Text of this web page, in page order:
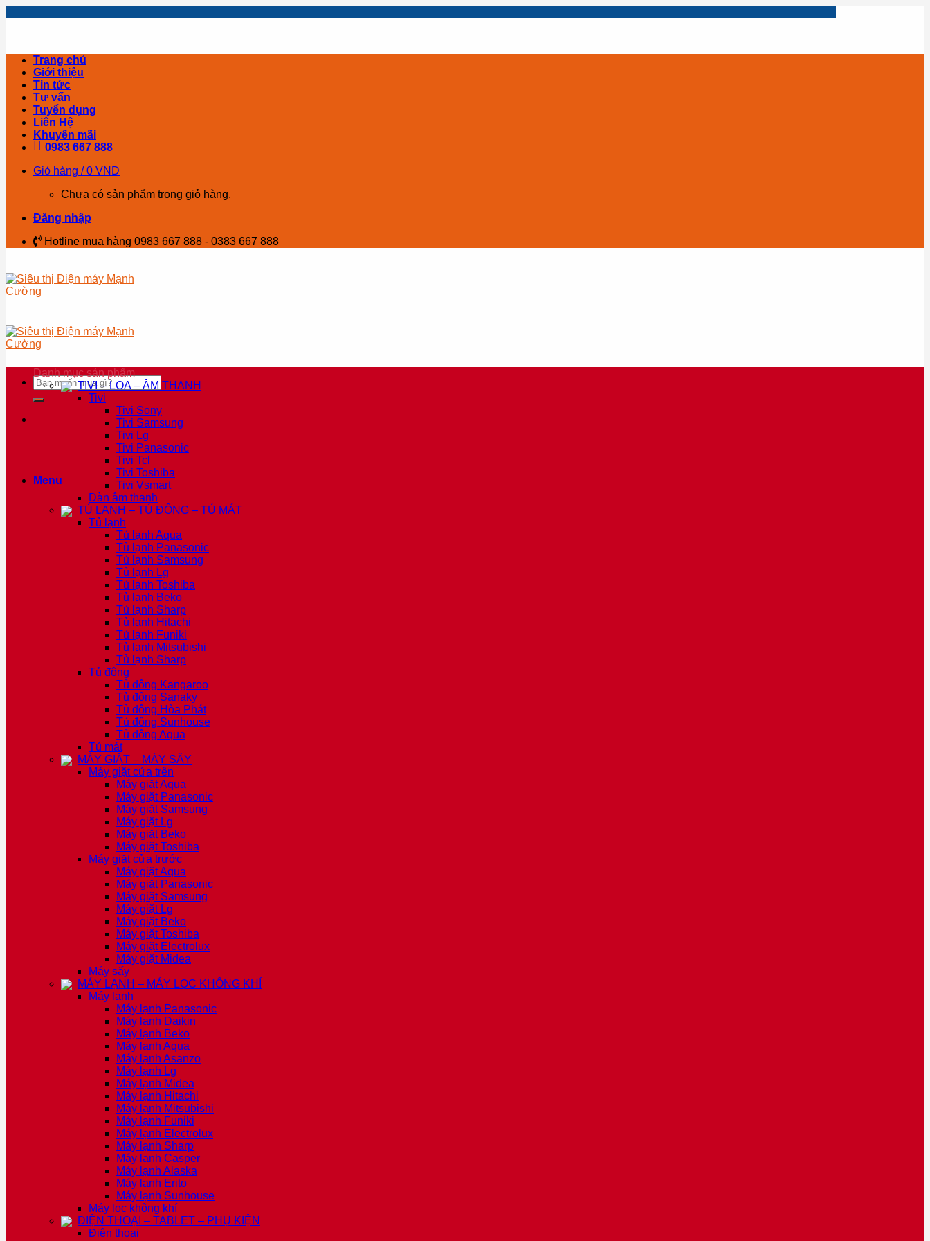
Trang chủ
Giới thiệu
Tin tức
Tư vấn
Tuyển dụng
Liên Hệ
Khuyến mãi
0983 667 888
Giỏ hàng /0 VND
Chưa có sản phẩm trong giỏ hàng.
Đăng nhập
Hotline mua hàng 0983 667 888 - 0383 667 888
Tìm
kiếm:
Menu
Danh mục sản phẩm
TIVI – LOA – ÂM THANH
Tivi
Tivi Sony
Tivi Samsung
Tivi Lg
Tivi Panasonic
Tivi Tcl
Tivi Toshiba
Tivi Vsmart
Dàn âm thanh
TỦ LẠNH – TỦ ĐÔNG – TỦ MÁT
Tủ lạnh
Tủ lạnh Aqua
Tủ lạnh Panasonic
Tủ lạnh Samsung
Tủ lạnh Lg
Tủ lạnh Toshiba
Tủ lạnh Beko
Tủ lạnh Sharp
Tủ lạnh Hitachi
Tủ lạnh Funiki
Tủ lạnh Mitsubishi
Tủ lạnh Sharp
Tủ đông
Tủ đông Kangaroo
Tủ đông Sanaky
Tủ đông Hòa Phát
Tủ đông Sunhouse
Tủ đông Aqua
Tủ mát
MÁY GIẶT – MÁY SẤY
Máy giặt cửa trên
Máy giặt Aqua
Máy giặt Panasonic
Máy giặt Samsung
Máy giặt Lg
Máy giặt Beko
Máy giặt Toshiba
Máy giặt cửa trước
Máy giặt Aqua
Máy giặt Panasonic
Máy giặt Samsung
Máy giặt Lg
Máy giặt Beko
Máy giặt Toshiba
Máy giặt Electrolux
Máy giặt Midea
Máy sấy
MÁY LẠNH – MÁY LỌC KHÔNG KHÍ
Máy lạnh
Máy lạnh Panasonic
Máy lạnh Daikin
Máy lạnh Beko
Máy lạnh Aqua
Máy lạnh Asanzo
Máy lạnh Lg
Máy lạnh Midea
Máy lạnh Hitachi
Máy lạnh Mitsubishi
Máy lạnh Funiki
Máy lạnh Electrolux
Máy lạnh Sharp
Máy lạnh Casper
Máy lạnh Alaska
Máy lạnh Erito
Máy lạnh Sunhouse
Máy lọc không khí
ĐIỆN THOẠI – TABLET – PHỤ KIỆN
Điện thoại